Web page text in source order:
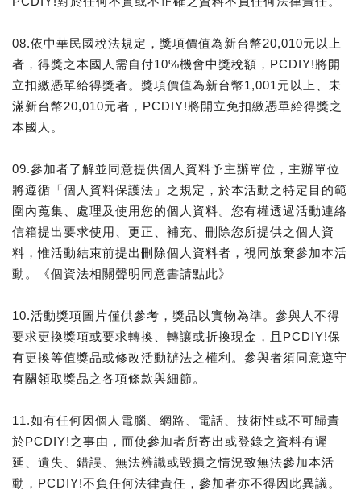
08.依中華民國稅法規定，獎項價值為新台幣20,010元以上
者，得獎之本國人需自付10%機會中獎稅額，PCDIY!將開
立扣繳憑單給得獎者。獎項價值為新台幣1,001元以上、未
滿新台幣20,010元者，PCDIY!將開立免扣繳憑單給得獎之
本國人。
09.參加者了解並同意提供個人資料予主辦單位，主辦單位
將遵循「個人資料保護法」之規定，於本活動之特定目的範
圍內蒐集、處理及使用您的個人資料。您有權透過活動連絡
信箱提出要求使用、更正、補充、刪除您所提供之個人資
料，惟活動結束前提出刪除個人資料者，視同放棄參加本活
動。《個資法相關聲明同意書請點此》
10.活動獎項圖片僅供參考，獎品以實物為準。參與人不得
要求更換獎項或要求轉換、轉讓或折換現金，且PCDIY!保
有更換等值獎品或修改活動辦法之權利。參與者須同意遵守
有關領取獎品之各項條款與細節。
11.如有任何因個人電腦、網路、電話、技術性或不可歸責
於PCDIY!之事由，而使參加者所寄出或登錄之資料有遲
延、遺失、錯誤、無法辨識或毀損之情況致無法參加本活
動，PCDIY!不負任何法律責任，參加者亦不得因此異議。